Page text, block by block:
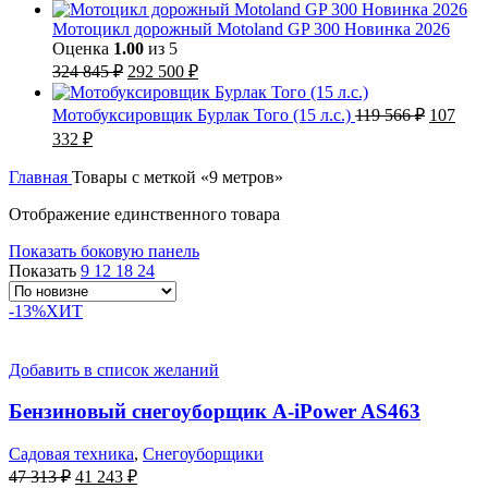
составляла
175
421 ₽.
126
Мотоцикл дорожный Motoland GP 300 Новинка 2026
Оценка 1.00 из 5
324 845₽ Первоначальная
цена
составляла
324
292 500 ₽Текущая
цена:
292
500 ₽.
Мотобуксировщик Бурлак Того (15 л.с.) 119 566₽ 107
332 ₽Текущая
107
Главная Товары с меткой «9 метров»
Отображение единственного товара
Показать боковую панель
Показать 9 12 18 24
-13%ХИТ
Добавить в список желаний
Бензиновый снегоуборщик A-iPower AS463
Садовая техника, Снегоуборщики
47 313₽ Первоначальная
41 243 ₽Текущая